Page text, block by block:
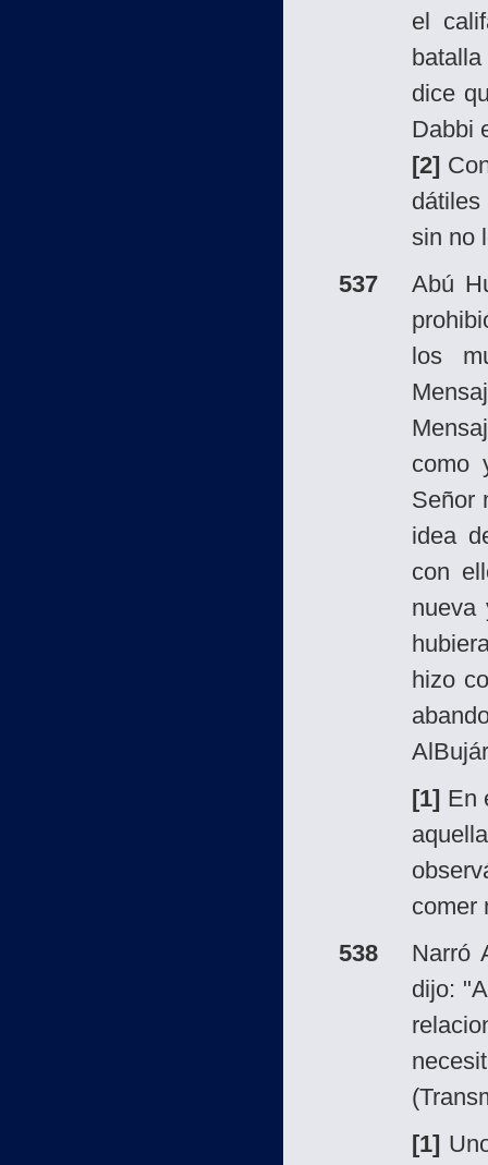
el
dice
Dabbi
[2]
sin no
537
Abú
los
como
Señor
idea
con
nueva
hizo
[1] En
comer
538
Narró
dijo:
[1]